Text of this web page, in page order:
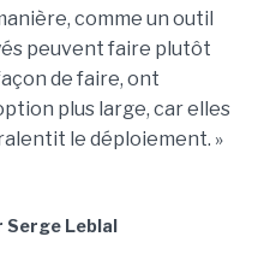
comme un outil
peuvent faire plutôt
de faire, ont
plus large, car elles
le déploiement. »
Serge Leblal